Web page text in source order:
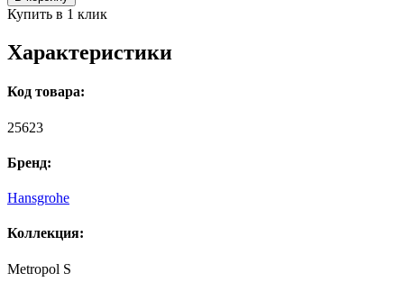
Купить в 1 клик
Характеристики
Код товара:
25623
Бренд:
Hansgrohe
Коллекция:
Metropol S